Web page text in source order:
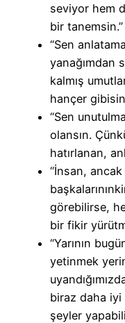
seviyor hem
bir tanemsin.”
“Sen
yanağımdan
kalmış
hançer
“Sen
olansın.
hatırlanan,
“İnsan,
görebilirse,
bir fikir
“Yarının
yetinmek
biraz daha
şeyler